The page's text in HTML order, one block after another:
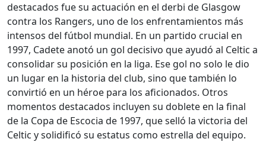
destacados fue su actuación en el derbi de Glasgow
contra los Rangers, uno de los enfrentamientos más
intensos del fútbol mundial. En un partido crucial en
1997, Cadete anotó un gol decisivo que ayudó al Celtic a
consolidar su posición en la liga. Ese gol no solo le dio
un lugar en la historia del club, sino que también lo
convirtió en un héroe para los aficionados. Otros
momentos destacados incluyen su doblete en la final
de la Copa de Escocia de 1997, que selló la victoria del
Celtic y solidificó su estatus como estrella del equipo.